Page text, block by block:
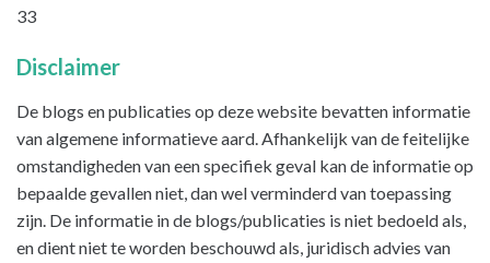
33
Disclaimer
De blogs en publicaties op deze website bevatten informatie
van algemene informatieve aard. Afhankelijk van de feitelijke
omstandigheden van een specifiek geval kan de informatie op
bepaalde gevallen niet, dan wel verminderd van toepassing
zijn. De informatie in de blogs/publicaties is niet bedoeld als,
en dient niet te worden beschouwd als, juridisch advies van